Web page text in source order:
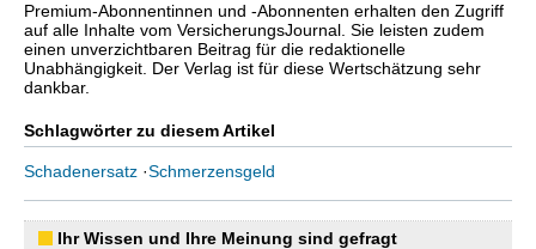
Premium-Abonnentinnen und -Abonnenten erhalten den Zugriff
auf alle Inhalte vom VersicherungsJournal. Sie leisten zudem
einen unverzichtbaren Beitrag für die redaktionelle
Unabhängigkeit. Der Verlag ist für diese Wertschätzung sehr
dankbar.
Schlagwörter zu diesem Artikel
Schadenersatz ·Schmerzensgeld
Ihr Wissen und Ihre Meinung sind gefragt